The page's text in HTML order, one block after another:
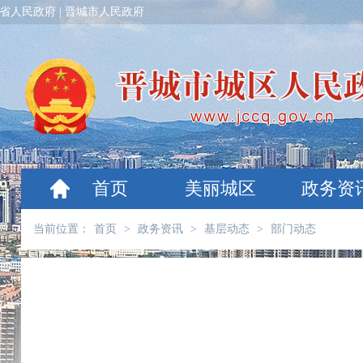
人民政府 晋城市人民政府
首页 美丽城区 政务资
当前位置： 首页 > 政务资讯 > 基层动态 > 部门动态